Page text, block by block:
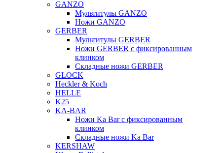
GANZO
Мультитулы GANZO
Ножи GANZO
GERBER
Мультитулы GERBER
Ножи GERBER с фиксированным
клинком
Складные ножи GERBER
GLOCK
Heckler & Koch
HELLE
K25
KA-BAR
Ножи Ka Bar c фиксированным
клинком
Складные ножи Ka Bar
KERSHAW